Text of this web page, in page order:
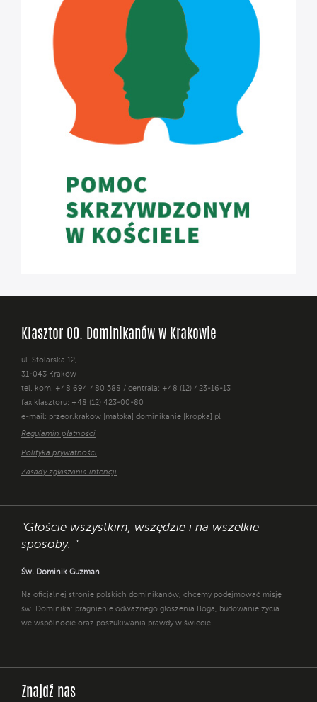
Klasztor OO. Dominikanów w Krakowie
ul. Stolarska 12,
31-043 Kraków
tel. kom. +48 694 480 588 / centrala: +48 (12) 423-16-13
fax klasztoru: +48 (12) 423-00-80
e-mail: przeor.krakow [małpka] dominikanie [kropka] pl
Regulamin płatności
Polityka prywatności
Zasady zgłaszania intencji
"Głoście wszystkim, wszędzie i na wszelkie
sposoby. "
Św. Dominik Guzman
Na oficjalnej stronie polskich dominikanów, chcemy podejmować misję
św. Dominika: pragnienie odważnego głoszenia Boga, budowanie życia
we wspólnocie oraz poszukiwania prawdy w świecie.
Znajdź nas